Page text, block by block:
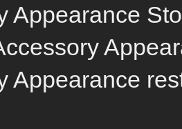
Appearance
Appearance